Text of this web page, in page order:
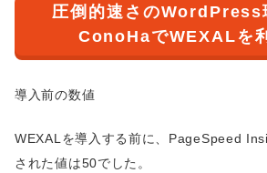
圧倒的速さのWordPress
ConoHaでWEXALを
導入前の数値
WEXALを導入する前に、PageSpeed
された値は50でした。